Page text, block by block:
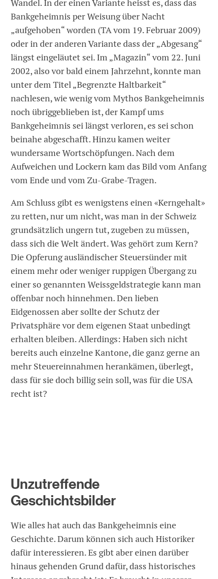
Wandel. In der einen Variante heisst es, dass das
Bankgeheimnis per Weisung über Nacht
„aufgehoben“ worden (TA vom 19. Februar 2009)
oder in der anderen Variante dass der „Abgesang“
längst eingeläutet sei. Im „Magazin“ vom 22. Juni
2002, also vor bald einem Jahrzehnt, konnte man
unter dem Titel „Begrenzte Haltbarkeit“
nachlesen, wie wenig vom Mythos Bankgeheimnis
noch übriggeblieben ist, der Kampf ums
Bankgeheimnis sei längst verloren, es sei schon
beinahe abgeschafft. Hinzu kamen weiter
wundersame Wortschöpfungen. Nach dem
Aufweichen und Lockern kam das Bild vom Anfang
vom Ende und vom Zu-Grabe-Tragen.
Am Schluss gibt es wenigstens einen «Kerngehalt»
zu retten, nur um nicht, was man in der Schweiz
grundsätzlich ungern tut, zugeben zu müssen,
dass sich die Welt ändert. Was gehört zum Kern?
Die Opferung ausländischer Steuersünder mit
einem mehr oder weniger ruppigen Übergang zu
einer so genannten Weissgeldstrategie kann man
offenbar noch hinnehmen. Den lieben
Eidgenossen aber sollte der Schutz der
Privatsphäre vor dem eigenen Staat unbedingt
erhalten bleiben. Allerdings: Haben sich nicht
bereits auch einzelne Kantone, die ganz gerne an
mehr Steuereinnahmen herankämen, überlegt,
dass für sie doch billig sein soll, was für die USA
recht ist?
Unzutreffende
Geschichtsbilder
Wie alles hat auch das Bankgeheimnis eine
Geschichte. Darum können sich auch Historiker
dafür interessieren. Es gibt aber einen darüber
hinaus gehenden Grund dafür, dass historisches